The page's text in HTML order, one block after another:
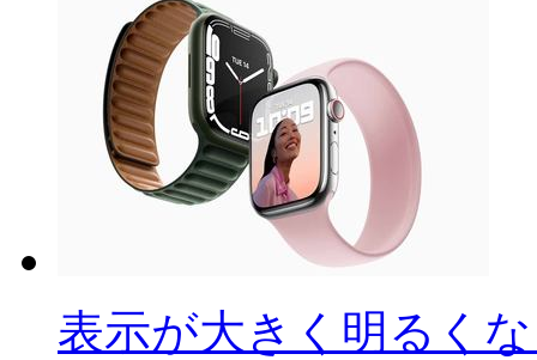
表示が大きく明るくな